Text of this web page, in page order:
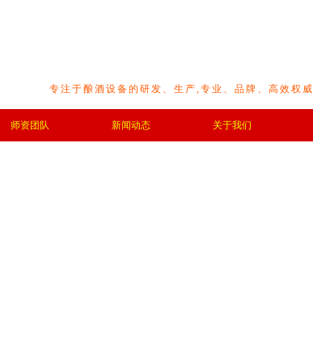
专注于酿酒设备的研发、生产,专业、品牌、高效权威
师资团队 新闻动态 关于我们